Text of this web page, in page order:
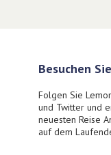
Besuchen
Folgen Sie
und Twitter und
neuesten Reise
auf dem